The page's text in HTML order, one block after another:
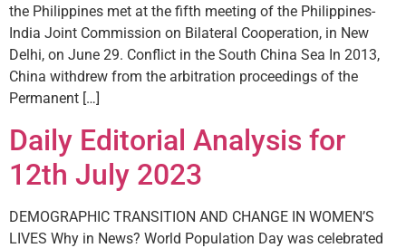
the Philippines met at the fifth meeting of the Philippines-
India Joint Commission on Bilateral Cooperation, in New
Delhi, on June 29. Conflict in the South China Sea In 2013,
China withdrew from the arbitration proceedings of the
Permanent […]
Daily Editorial Analysis for
12th July 2023
DEMOGRAPHIC TRANSITION AND CHANGE IN WOMEN’S
LIVES Why in News? World Population Day was celebrated